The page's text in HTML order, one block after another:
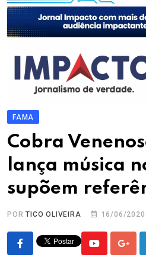
FAMA
Cobra
lança música
supõem
PORTICO OLIVEIRA 16/06/2020
Youtube